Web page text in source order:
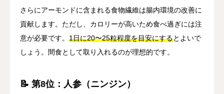
さらにアーモンドに含まれる食物繊維は腸内環境の改善に
貢献します。ただし、カロリーが高いため食べ過ぎには注
意が必要です。 1日に20〜25粒程度を目安にするとよいで
しょう。間食として取り入れるのが理想的です。
📝 第8位：人参（ニンジン）